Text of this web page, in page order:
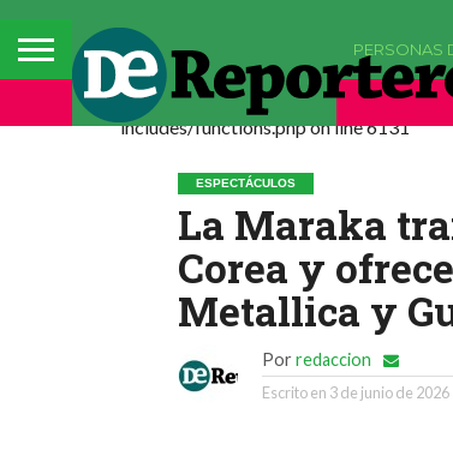
PERSONAS
Deprecated: La función
includes/functions.php on line 6131
ESPECTÁCULOS
La Maraka
Corea y
Metallica y
Por redaccion
Escrito en 3 de junio de 2026